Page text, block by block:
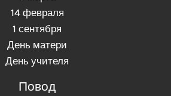
14 февраля
1 сентября
День матери
День учителя
Повод